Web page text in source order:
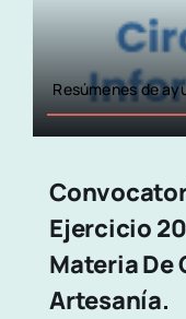
Resúmenes de
Ejercicio
Materia De
Artesanía.